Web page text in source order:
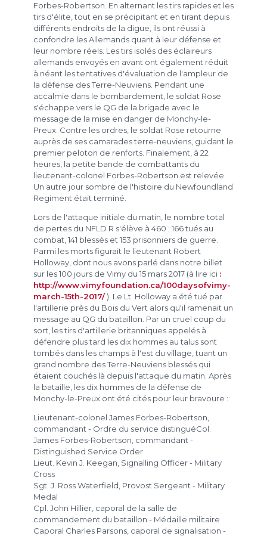
Forbes-Robertson. En alternant les tirs rapides et les
tirs d'élite, tout en se précipitant et en tirant depuis
différents endroits de la digue, ils ont réussi à
confondre les Allemands quant à leur défense et
leur nombre réels. Les tirs isolés des éclaireurs
allemands envoyés en avant ont également réduit
à néant les tentatives d'évaluation de l'ampleur de
la défense des Terre-Neuviens. Pendant une
accalmie dans le bombardement, le soldat Rose
s'échappe vers le QG de la brigade avec le
message de la mise en danger de Monchy-le-
Preux. Contre les ordres, le soldat Rose retourne
auprès de ses camarades terre-neuviens, guidant le
premier peloton de renforts. Finalement, à 22
heures, la petite bande de combattants du
lieutenant-colonel Forbes-Robertson est relevée.
Un autre jour sombre de l'histoire du Newfoundland
Regiment était terminé.
Lors de l'attaque initiale du matin, le nombre total
de pertes du NFLD R s'élève à 460 ; 166 tués au
combat, 141 blessés et 153 prisonniers de guerre.
Parmi les morts figurait le lieutenant Robert
Holloway, dont nous avons parlé dans notre billet
sur les 100 jours de Vimy du 15 mars 2017 (à lire ici :
http://www.vimyfoundation.ca/100daysofvimy-
march-15th-2017/). Le Lt. Holloway a été tué par
l'artillerie près du Bois du Vert alors qu'il ramenait un
message au QG du bataillon. Par un cruel coup du
sort, les tirs d'artillerie britanniques appelés à
défendre plus tard les dix hommes au talus sont
tombés dans les champs à l'est du village, tuant un
grand nombre des Terre-Neuviens blessés qui
étaient couchés là depuis l'attaque du matin. Après
la bataille, les dix hommes de la défense de
Monchy-le-Preux ont été cités pour leur bravoure :
Lieutenant-colonel James Forbes-Robertson,
commandant - Ordre du service distinguéCol.
James Forbes-Robertson, commandant -
Distinguished Service Order
Lieut. Kevin J. Keegan, Signalling Officer - Military
Cross
Sgt. J. Ross Waterfield, Provost Sergeant - Military
Medal
Cpl. John Hillier, caporal de la salle de
commandement du bataillon - Médaille militaire
Caporal Charles Parsons, caporal de signalisation -